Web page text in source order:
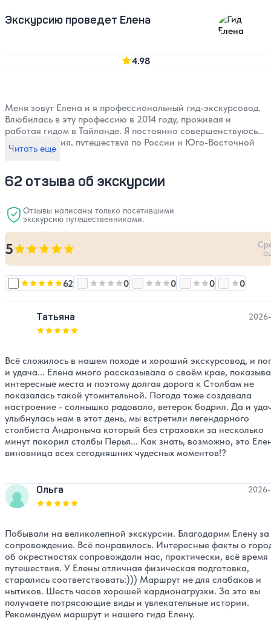
Экскурсию проведет Елена
4.98
Меня зовут Елена и я профессиональный гид-экскурсовод.
Влюбилась в эту профессию в 2014 году, проживая и
работая гидом в Тайланде. Я постоянно совершенствуюсь и
черпаю знания, путешествуя по России и Юго-Восточной
Азии. Имела честь работать на Всемирной Универсиаде
в наш город и его окрестности!
Читать еще
62 отзыва об экскурсии
5Оценка, количество звезд:
Отзывы написаны только посетившими
экскурсию путешественниками.
Оценка, количество звезд:
62 Оценка, количество звезд:4
0 Оценка, количество звезд:
0 Оценка,
0 Оценка,
0
Татьяна
Оценка, количество звезд:
Всё сложилось в нашем походе и хороший экскурсовод, и
и удача... Елена много рассказывала о своём крае,
интересные места и поэтому долгая дорога к Столбам не
показалась такой утомительной. Погода тоже создавала
настроение - солнышко радовало, ветерок бодрил. Да и
улыбнулась нам в этот день, мы встретили легендарного
столбиста Андроныча который без страховки за несколько
минут покорил столбы Перья... Как знать, возможно, это
виновница всех сегодняшних чудесных моментов!?
Ольга
Оценка, количество звезд:
Побывали на великолепной экскурсии. Благодарим Елену за
сопровождение. Всё понравилось. Интересные факты о
об окрестностях сопровождали нас, практически, всё время
путешествия. У Елены отличная физическая подготовка,
старались соответствовать:))) Маршрут не для слабаков и
нытиков. Шесть часов хорошей кардионагрузки. За это вы
получаете потрясающие виды и увлекательные истории.
Рекомендуем маршрут и нашего гида Елену.